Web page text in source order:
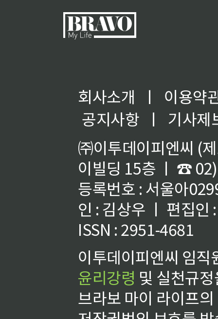
회사소개 ㅣ
이용약
공지사항
ㅣ
기사제
㈜이투데이피엔씨 (
이빌딩 15층 ㅣ ☎
등록번호 : 서울아
인 : 김상우 ㅣ 편집인
ISSN : 2951-4681
이투데이피엔씨 임
윤리강령 및 실천규
브라보 마이 라이프